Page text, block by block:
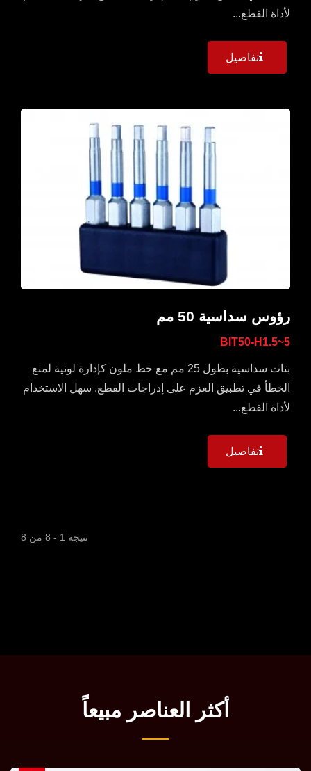
لأداة القطع...
تفاصيل
رؤوس سداسية 50 مم
BIT50-H1.5~5
بتات سداسية بطول 25 مم مع خط ملون كإدارة لونية لمنع
الخطأ في تطبيق العزم على إدراجات القطع. سهل الاستخدام
لأداة القطع...
تفاصيل
نتيجة 1 - 8 من 8
أكثر العناصر مبيعاً